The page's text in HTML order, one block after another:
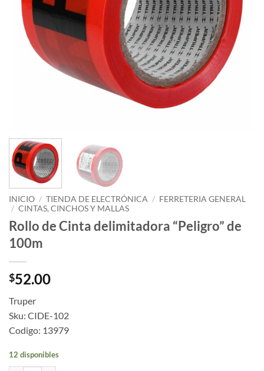
INICIO / TIENDA DE ELECTRÓNICA / FERRETERIA GENERAL
/ CINTAS, CINCHOS Y MALLAS
Rollo de Cinta delimitadora “Peligro” de
100m
$52.00
Truper
Sku: CIDE-102
Codigo: 13979
12 disponibles